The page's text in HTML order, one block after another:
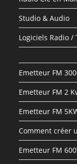
Studio & Audio
Logiciels Radio /
Emetteur FM
Emetteur FM 2
Emetteur FM
Comment créer
Emetteur FM